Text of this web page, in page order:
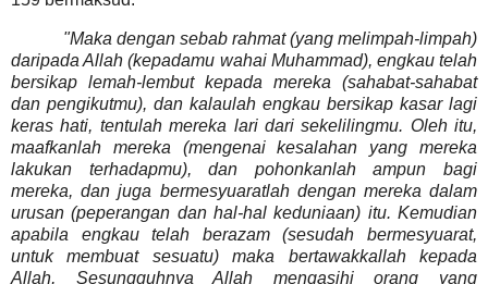
"Maka dengan sebab rahmat (yang melimpah-limpah)
daripada Allah (kepadamu wahai Muhammad), engkau telah
bersikap lemah-lembut kepada mereka (sahabat-sahabat
dan pengikutmu), dan kalaulah engkau bersikap kasar lagi
keras hati, tentulah mereka lari dari sekelilingmu. Oleh itu,
maafkanlah mereka (mengenai kesalahan yang mereka
lakukan terhadapmu), dan pohonkanlah ampun bagi
mereka, dan juga bermesyuaratlah dengan mereka dalam
urusan (peperangan dan hal-hal keduniaan) itu. Kemudian
apabila engkau telah berazam (sesudah bermesyuarat,
untuk membuat sesuatu) maka bertawakkallah kepada
Allah, Sesungguhnya Allah mengasihi orang
yang